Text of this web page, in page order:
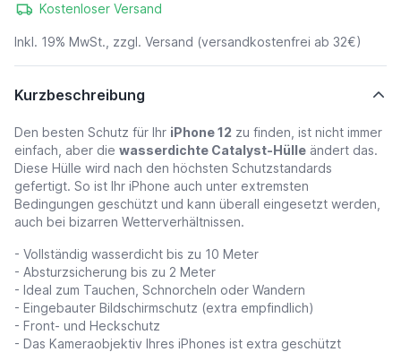
Kostenloser Versand
Inkl. 19% MwSt., zzgl. Versand (versandkostenfrei ab 32€)
Kurzbeschreibung
Den besten Schutz für Ihr iPhone 12 zu finden, ist nicht immer
einfach, aber die wasserdichte Catalyst-Hülle ändert das.
Diese Hülle wird nach den höchsten Schutzstandards
gefertigt. So ist Ihr iPhone auch unter extremsten
Bedingungen geschützt und kann überall eingesetzt werden,
auch bei bizarren Wetterverhältnissen.
- Vollständig wasserdicht bis zu 10 Meter
- Absturzsicherung bis zu 2 Meter
- Ideal zum Tauchen, Schnorcheln oder Wandern
- Eingebauter Bildschirmschutz (extra empfindlich)
- Front- und Heckschutz
- Das Kameraobjektiv Ihres iPhones ist extra geschützt